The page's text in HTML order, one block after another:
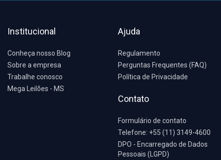
Institucional
Conheça nosso Blog
Sobre a empresa
Trabalhe conosco
Mega Leilões - MS
Ajuda
Regulamento
Perguntas Frequentes (FAQ)
Política de Privacidade
Contato
Formulário de contato
Telefone: +55 (11) 3149-4600
DPO - Encarregado de Dados
Pessoais (LGPD)